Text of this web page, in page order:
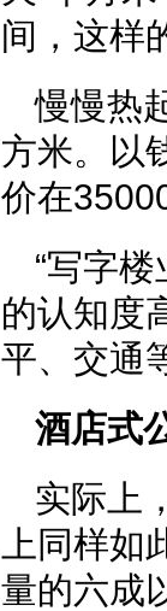
间，这样
慢慢热
方米。以
价在
“写字
的认知度
平、交通
酒店式
实际上
上同样
量的六成